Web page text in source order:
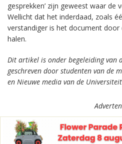
gesprekken’ zijn geweest waar de
Wellicht dat het inderdaad, zoals
verstandiger is het document door
halen.
Dit artikel is onder begeleiding van
geschreven door studenten van de
en Nieuwe media van de